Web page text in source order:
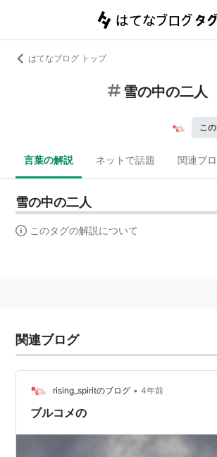
はてなブログ トップ
雪の中の二人
こ
言葉の解説 ネットで話題 関連ブ
雪の中の二人
このタグの解説について
関連ブログ
rising_spiritのブログ • 4年前
ブルコメの